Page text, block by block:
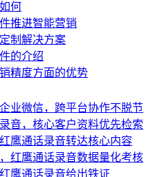
何
推进智能营销
制解决方案
的介绍
精度方面的优势
业微信，跨平台协作不脱节
音，核心客户资料优先检索
鹰通话录音转达核心内容
红鹰通话录音数据量化考核
鹰通话录音给出铁证